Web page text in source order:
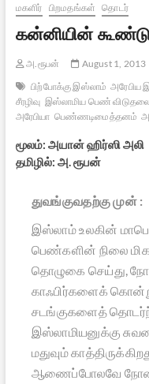
மகளிர் பிறமதங்கள் தொடர்
கன்னியின்
அ.ரூபன்
August 1, 2013
பிற்போக்கு இஸ்லாம் அரேபிய
சீரழிவு இஸ்லாமிய பெண்
அரேபியா பெண்ணடிமைத்தனம்
மூலம்: அயான் ஹிர்ஸி அலி
தமிழில்: அ. ரூபன்
துவங்குவதற்கு முன் :
இஸ்லாம் உலகின்
பெண்களின் நிலை
தொழுகை செய்து,
காஃபிர்களைக்
சடங்குகளைத்
இஸ்லாமியனுக்கு
மதுவும்
ஆணைப்போலவே